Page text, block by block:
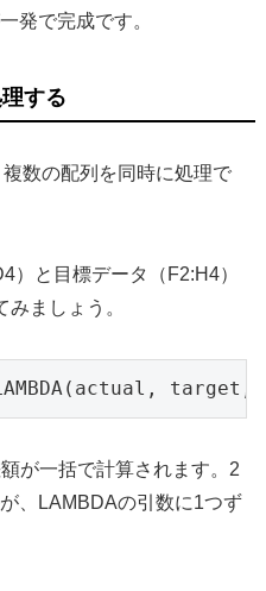
発で完成です。
する
数の配列を同時に処理で
）と目標データ（F2:H4）
ましょう。
LAMBDA(actual,
が一括で計算されます。2
、LAMBDAの引数に1つず